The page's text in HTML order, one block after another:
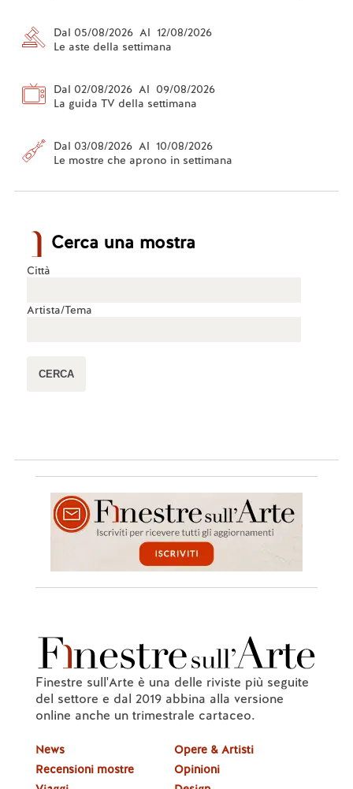
Dal 05/08/2026 Al 12/08/2026
Le aste della settimana
Dal 02/08/2026 Al 09/08/2026
La guida TV della settimana
Dal 03/08/2026 Al 10/08/2026
Le mostre che aprono in settimana
Cerca una mostra
Città
Artista/Tema
Finestre sull'Arte è una delle riviste più seguite
del settore e dal 2019 abbina alla versione
online anche un trimestrale cartaceo.
News
Recensioni mostre
Opere & Artisti
Opinioni